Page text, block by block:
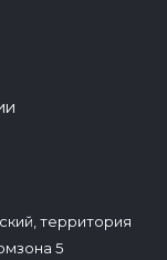
территория
5